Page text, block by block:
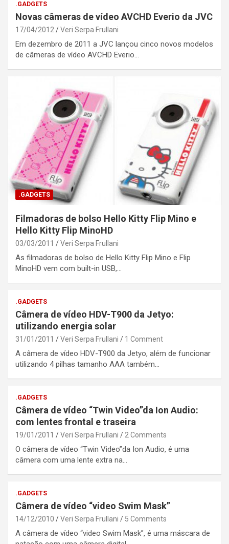
.GADGETS
Novas câmeras de vídeo AVCHD Everio da JVC
17/04/2012 Veri Serpa Frullani
Em dezembro de 2011 a JVC lançou cinco novos modelos
de câmeras de vídeo AVCHD Everio…
.GADGETS
Filmadoras de bolso Hello Kitty Flip Mino e
Hello Kitty Flip MinoHD
03/03/2011 Veri Serpa Frullani
As filmadoras de bolso de Hello Kitty Flip Mino e Flip
MinoHD vem com built-in USB,…
.GADGETS
Câmera de vídeo HDV-T900 da Jetyo:
utilizando energia solar
31/01/2011 Veri Serpa Frullani 1 Comment
A câmera de vídeo HDV-T900 da Jetyo, além de funcionar
utilizando 4 pilhas tamanho AAA também…
.GADGETS
Câmera de vídeo “Twin Video”da Ion Audio:
com lentes frontal e traseira
19/01/2011 Veri Serpa Frullani 2 Comments
O câmera de vídeo “Twin Video”da Ion Audio, é uma
câmera com uma lente extra na…
.GADGETS
Câmera de vídeo “video Swim Mask”
14/12/2010 Veri Serpa Frullani 5 Comments
A câmera de vídeo “video Swim Mask”, é uma máscara de